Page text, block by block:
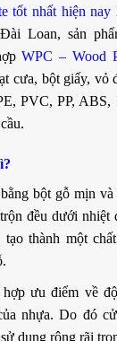
tốt nhất hiện nay
Loan, sản
WPC – Wood
cưa, bột giấy, vỏ
PVC, PP, ABS,
bột gỗ mịn
đều dưới nhiệt
tạo thành một
ưu điểm về
nhựa. Do đó
dụng rộng rãi